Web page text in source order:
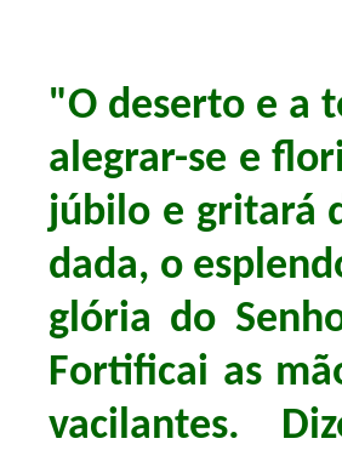
"O deserto e a
alegrar-se e
júbilo e gritará
dada, o
glória do
Fortificai as
vacilantes.